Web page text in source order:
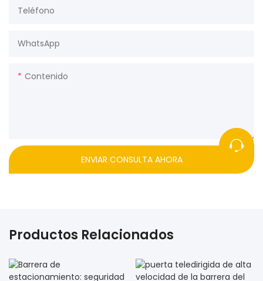
Teléfono
WhatsApp
Contenido
ENVIAR CONSULTA AHORA
Productos Relacionados